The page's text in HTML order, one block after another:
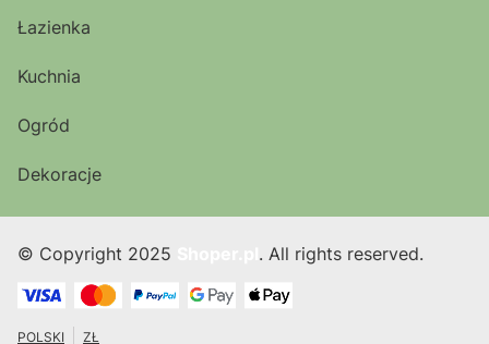
Łazienka
Kuchnia
Ogród
Dekoracje
© Copyright 2025 . All rights reserved.
POLSKI ZŁ